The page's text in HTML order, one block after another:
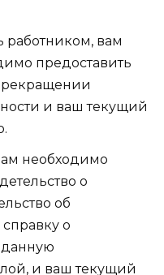
работником, вам
предоставить
и ваш текущий
необходимо
о
об
о
и ваш текущий